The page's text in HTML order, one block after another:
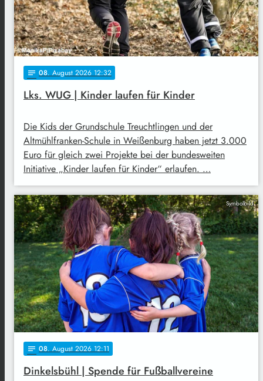
notes 08. August 2026 12:32
Lks. WUG | Kinder laufen für Kinder
Die Kids der Grundschule Treuchtlingen und der
Altmühlfranken-Schule in Weißenburg haben jetzt 3.000
Euro für gleich zwei Projekte bei der bundesweiten
Initiative „Kinder laufen für Kinder“ erlaufen. …
Symbolbild
notes 08. August 2026 12:11
Dinkelsbühl | Spende für Fußballvereine